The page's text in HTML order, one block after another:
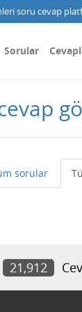
soru cevap
Sorular
sorular
21,912